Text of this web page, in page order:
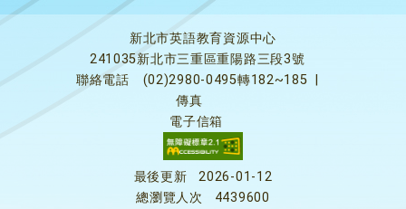
新北市英語教育資源中心
241035新北市三重區重陽路三段3號
聯絡電話
(02)2980-0495轉182~185
傳真
電子信箱
最後更新
2026-01-12
總瀏覽人次
4439600